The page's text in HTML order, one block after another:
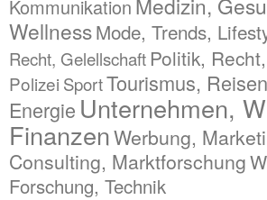
Kommunikation
WellnessMode, Trends,
Recht, Gelellschaft Politik,
Polizei SportTourismus, Reisen
Energie Unternehmen,
FinanzenWerbung,
Consulting, Marktforschung
Forschung, Technik